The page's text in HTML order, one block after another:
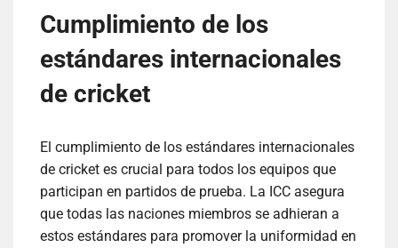
Cumplimiento de los
estándares internacionales
de cricket
El cumplimiento de los estándares internacionales
de cricket es crucial para todos los equipos que
participan en partidos de prueba. La ICC asegura
que todas las naciones miembros se adhieran a
estos estándares para promover la uniformidad en